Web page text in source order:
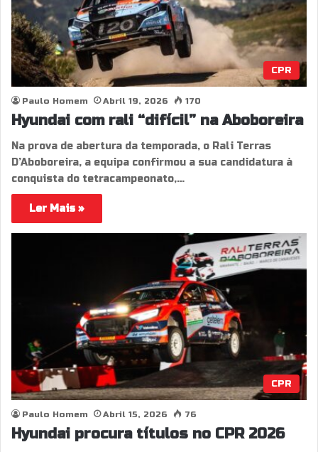
CPR
Paulo Homem Abril 19, 2026 170
Hyundai com rali “difícil” na Aboboreira
Na prova de abertura da temporada, o Rali Terras
D’Aboboreira, a equipa confirmou a sua candidatura à
conquista do tetracampeonato,…
Ler Mais »
CPR
Paulo Homem Abril 15, 2026 76
Hyundai procura títulos no CPR 2026